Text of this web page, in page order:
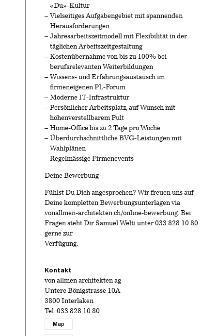
«Du»-Kultur
Vielseitiges Aufgabengebiet mit spannenden
Herausforderungen
Jahresarbeitszeitmodell mit Flexibilität in der
täglichen Arbeitszeitgestaltung
Kostenübernahme von bis zu 100% bei
berufsrelevanten Weiterbildungen
Wissens- und Erfahrungsaustausch im
firmeneigenen PL-Forum
Moderne IT-Infrastruktur
Persönlicher Arbeitsplatz, auf Wunsch mit
höhenverstellbarem Pult
Home-Office bis zu 2 Tage pro Woche
Überdurchschnittliche BVG-Leistungen mit
Wahlplänen
Regelmässige Firmenevents
Deine Bewerbung
Fühlst Du Dich angesprochen? Wir freuen uns auf
Deine kompletten Bewerbungsunterlagen via
vonallmen-architekten.ch/online-bewerbung. Bei
Fragen steht Dir Samuel Welti unter 033 828 10 80
gerne zur
Verfügung.
Kontakt
von allmen architekten ag
Untere Bönigstrasse 10A
3800 Interlaken
Tel. 033 828 10 80
Map